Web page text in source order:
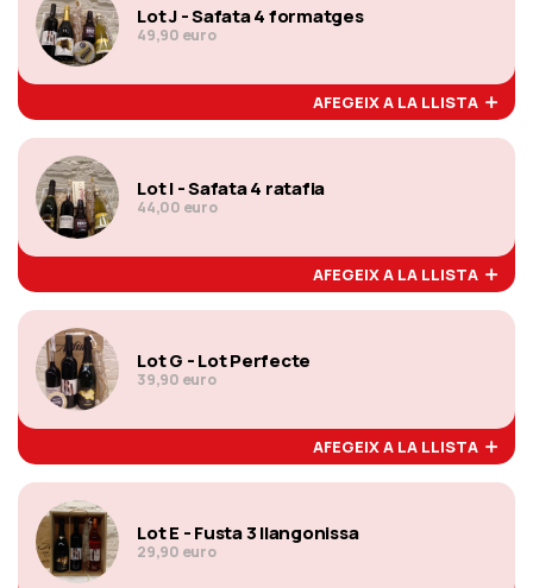
Lot J - Safata 4 formatges
49,90 euro
AFEGEIX A LA LLISTA
Lot I - Safata 4 ratafia
44,00 euro
AFEGEIX A LA LLISTA
Lot G - Lot Perfecte
39,90 euro
AFEGEIX A LA LLISTA
Lot E - Fusta 3 llangonissa
29,90 euro